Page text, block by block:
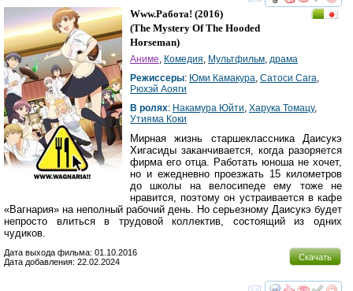
смотреть
Www.работа! (2016)
(The Mystery Of The Hooded
Horseman)
Аниме, Комедия, Мультфильм, драма
Режиссеры: Юми Камакура, Сатоси Сага,
Рюхэй Аояги
В ролях: Накамура Юйти, Харука Томацу,
Утияма Коки
Мирная жизнь старшеклассника Даисукэ
Хигасиды заканчивается, когда разоряется
фирма его отца. Работать юноша не хочет,
но и ежедневно проезжать 15 километров
до школы на велосипеде ему тоже не
нравится, поэтому он устраивается в кафе
«Вагнария» на неполный рабочий день. Но серьезному Даисукэ будет
непросто влиться в трудовой коллектив, состоящий из одних
чудиков.
Скачать
Дата выхода фильма: 01.10.2016
Дата добавления: 22.02.2024